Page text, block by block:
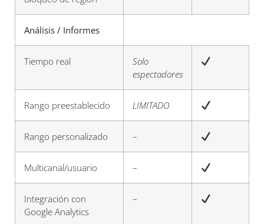
Análisis / Informes
Tiempo real
Solo
espectadores
Rango preestablecido LIMITADO
Rango personalizado –
Multicanal/usuario –
Integración con
Google Analytics
–